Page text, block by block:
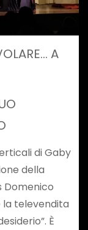
A
di Gaby
della
Domenico
la televendita
È